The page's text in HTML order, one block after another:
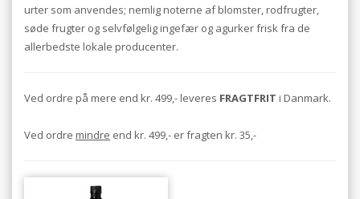
urter som anvendes; nemlig noterne af blomster, rodfrugter,
søde frugter og selvfølgelig ingefær og agurker frisk fra de
allerbedste lokale producenter.
Ved ordre på mere end kr. 499,- leveres FRAGTFRIT i Danmark.
Ved ordre mindre end kr. 499,- er fragten kr. 35,-